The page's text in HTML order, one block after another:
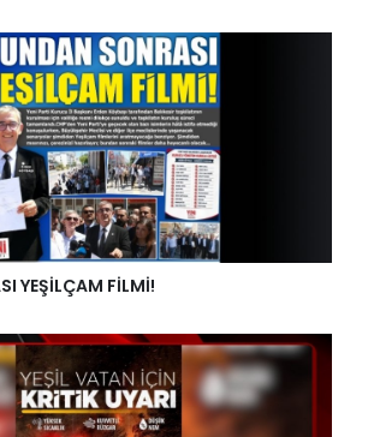
YEŞİLÇAM FİLMİ!